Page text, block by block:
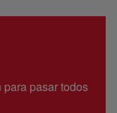
pasar todos